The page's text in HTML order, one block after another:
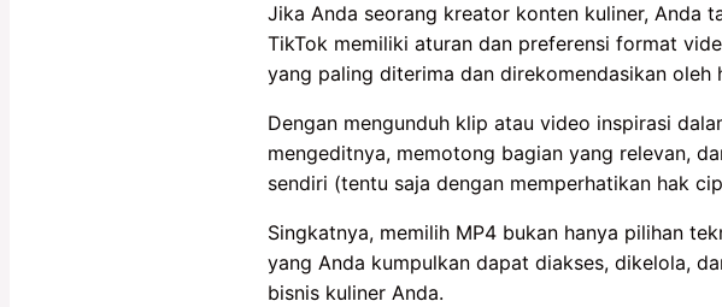
Jika Anda seorang kreator konten kuliner, Anda
TikTok memiliki aturan dan preferensi format
yang paling diterima dan direkomendasikan oleh
Dengan mengunduh klip atau video inspirasi
mengeditnya, memotong bagian yang relevan,
sendiri (tentu saja dengan memperhatikan hak
Singkatnya, memilih MP4 bukan hanya pilihan
yang Anda kumpulkan dapat diakses, dikelola,
bisnis kuliner Anda.